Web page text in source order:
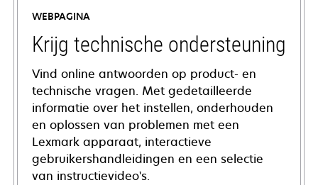
WEBPAGINA
Krijg technische ondersteuning
Vind online antwoorden op product- en
technische vragen. Met gedetailleerde
informatie over het instellen, onderhouden
en oplossen van problemen met een
Lexmark apparaat, interactieve
gebruikershandleidingen en een selectie
van instructievideo's.